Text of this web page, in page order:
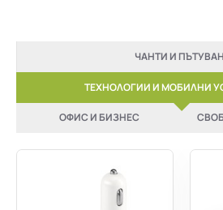
ЧАНТИ И
ТЕХНОЛОГИИ И МОБИЛНИ
ОФИС И БИЗНЕС